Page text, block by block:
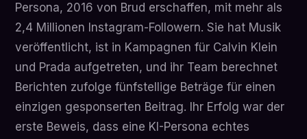
Persona, 2016 von Brud erschaffen, mit mehr als
2,4 Millionen Instagram-Followern. Sie hat Musik
veröffentlicht, ist in Kampagnen für Calvin Klein
und Prada aufgetreten, und ihr Team berechnet
Berichten zufolge fünfstellige Beträge für einen
einzigen gesponserten Beitrag. Ihr Erfolg war der
erste Beweis, dass eine KI-Persona echtes